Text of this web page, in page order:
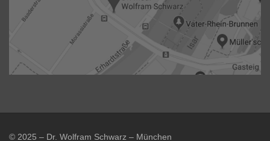
© 2025 – Dr. Wolfram Schwarz – München